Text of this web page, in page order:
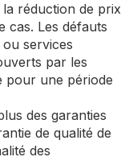
réduction de prix
cas. Les défauts
services
par les
pour une période
des garanties
de qualité de
des